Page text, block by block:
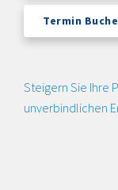
Termin
Steigern Sie Ihre
unverbindlichen